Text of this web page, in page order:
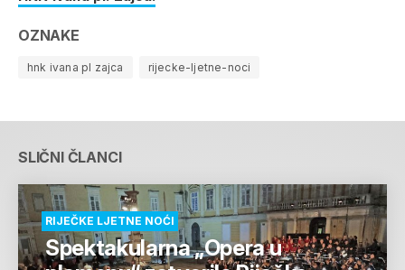
OZNAKE
hnk ivana pl zajca rijecke-ljetne-noci
SLIČNI ČLANCI
RIJEČKE LJETNE NOĆI
Spektakularna „Opera u